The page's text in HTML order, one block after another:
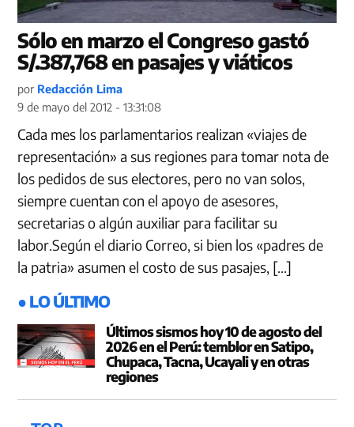
Sólo en marzo el Congreso gastó
S/.387,768 en pasajes y viáticos
por Redacción Lima
9 de mayo del 2012 - 13:31:08
Cada mes los parlamentarios realizan «viajes de
representación» a sus regiones para tomar nota de
los pedidos de sus electores, pero no van solos,
siempre cuentan con el apoyo de asesores,
secretarias o algún auxiliar para facilitar su
labor.Según el diario Correo, si bien los «padres de
la patria» asumen el costo de sus pasajes, […]
● LO ÚLTIMO
Últimos sismos hoy 10 de agosto del
2026 en el Perú: temblor en Satipo,
Chupaca, Tacna, Ucayali y en otras
regiones